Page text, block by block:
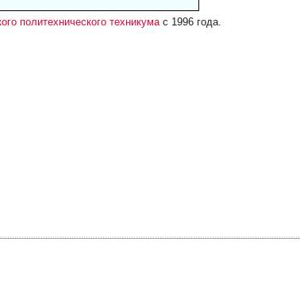
политехнического техникумас 1996 года.